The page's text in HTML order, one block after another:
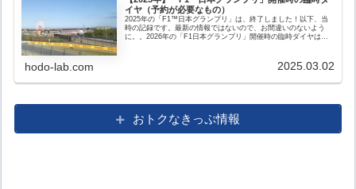
イヤ（予約が必要なもの）
2025年の「F1™️日本グランプリ」は、終了しました！以下、当
時の記録です。最新の情報ではないので、お間違いのないよう
に。。2026年の「F1日本グランプリ」開催時の臨時ダイヤは、
hodo-lab.com 2025.03.02
おトクなきっぷ情報